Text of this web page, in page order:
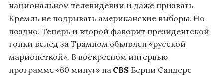
национальном телевидении и даже призвать
Кремль не подрывать американские выборы. Но
поздно. Теперь и второй фаворит президентской
гонки вслед за Трампом объявлен «русской
марионеткой». В воскресном интервью
программе «60 минут» на CBS Берни Сандерс